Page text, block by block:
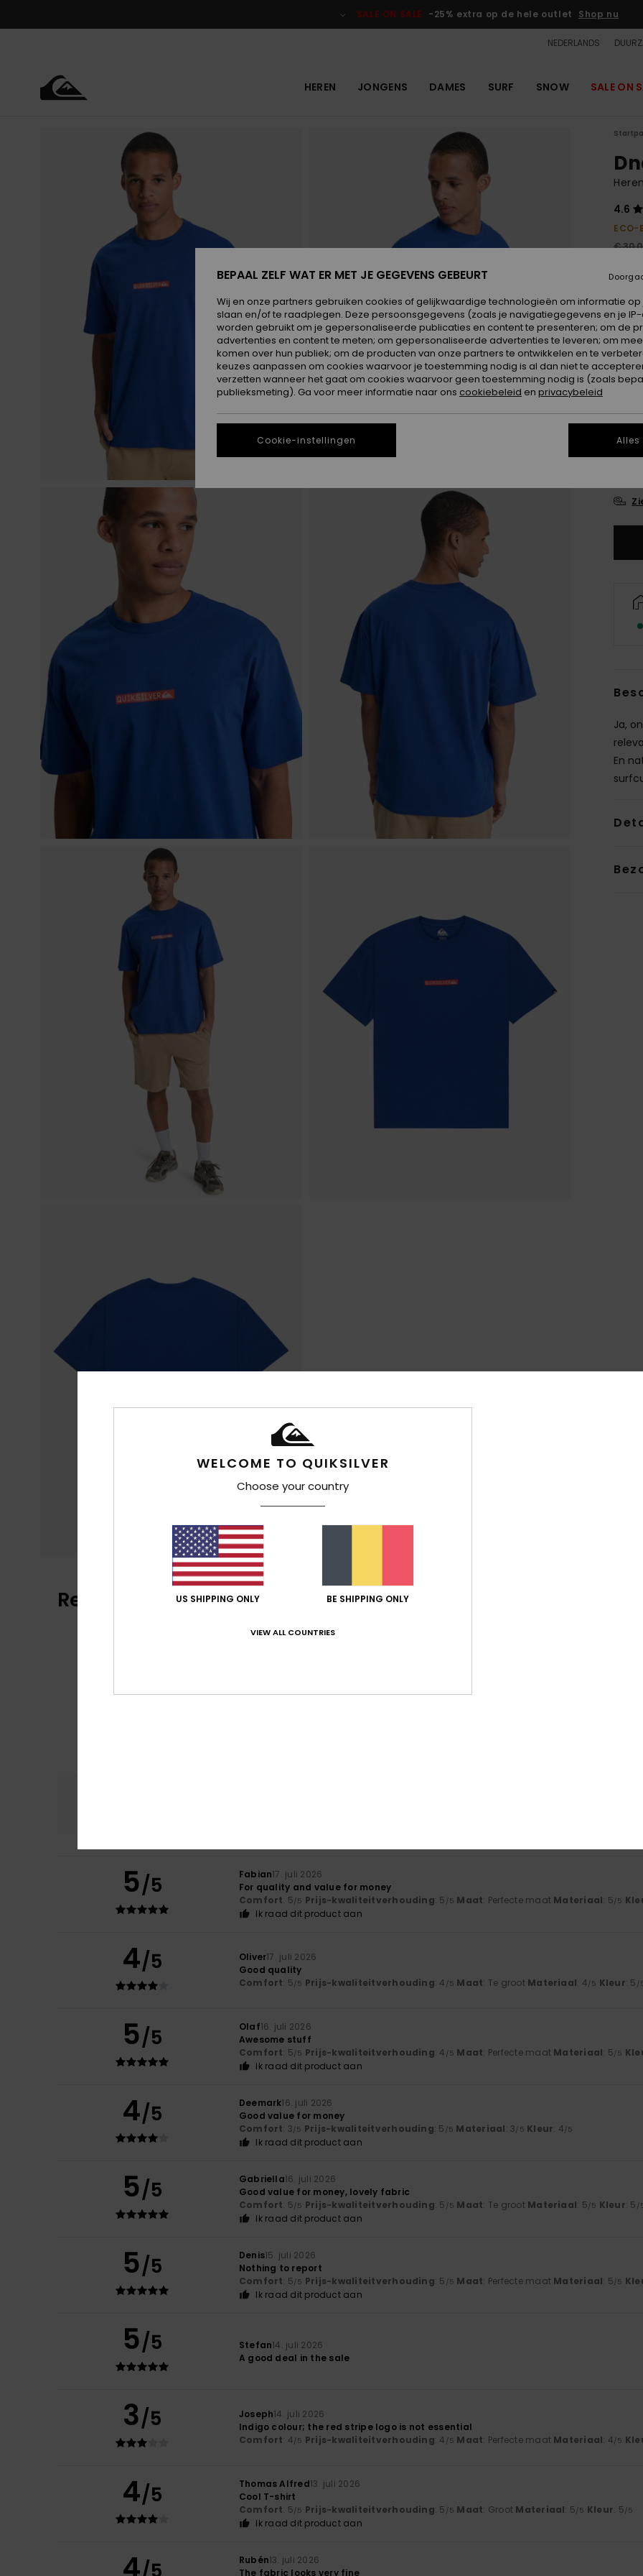
SALE ON SALE -25% extra op de hele outlet Shop nu
NEDERLANDS
HEREN JONGENS DAMES SURF SNOW SALE ON
4.6
ECO-
€
SALE
Kleur
Ja,
En
Reviews van klanten
4.6
5/5 Fabian17. juli 2026
For quality and value for money
Comfort: 5/5 Prijs-kwaliteitverhouding: 5 /5 Maat: Perfecte maat Materiaal: 5/5
Ik raad dit product aan
4/5 Oliver17. juli 2026
Good quality
Comfort: 5/5 Prijs-kwaliteitverhouding: 4 /5 Maat: Te groot Materiaal: 4/5 Kleur: 5 /
5/5 Olaf16. juli 2026
Awesome stuff
Comfort: 5/5 Prijs-kwaliteitverhouding: 4 /5 Maat: Perfecte maat Materiaal: 5/5
Ik raad dit product aan
4/5 Deemark16. juli 2026
Good value for money
Comfort: 3/5 Prijs-kwaliteitverhouding: 5 /5 Materiaal: 3/5 Kleur: 4/5
Ik raad dit product aan
5/5 Gabriella16. juli 2026
Good value for money, lovely fabric
Comfort: 5/5 Prijs-kwaliteitverhouding: 5 /5 Maat: Te groot Materiaal: 5/5 Kleur: 5 /
Ik raad dit product aan
5/5 Denis15. juli 2026
Nothing to report
Comfort: 5/5 Prijs-kwaliteitverhouding: 5 /5 Maat: Perfecte maat Materiaal: 5/5
Ik raad dit product aan
5/5 Stefan14. juli 2026
A good deal in the sale
3/5 Joseph14. juli 2026
Indigo colour; the red stripe logo is not essential
Comfort: 4/5 Prijs-kwaliteitverhouding: 4 /5 Maat: Perfecte maat Materiaal: 4/5
4/5 Thomas Alfred13. juli 2026
Cool T-shirt
Comfort: 5/5 Prijs-kwaliteitverhouding: 5 /5 Maat: Groot Materiaal: 5/5 Kleur: 5/5
Ik raad dit product aan
4 Rubén13. juli 2026
The fabric looks very fine
WELCOME TO QUIKSILVER
Choose your country
US SHIPPING ONLY BE SHIPPING ONLY
VIEW ALL COUNTRIES
BEPAAL ZELF WAT ER MET JE GEGEVENS GEBEURT
Wij en onze partners gebruiken cookies of gelijkwaardige technologieën om informatie
slaan en/of te raadplegen. Deze persoonsgegevens (zoals je navigatiegegevens en je
worden gebruikt om je gepersonaliseerde publicaties en content te presenteren; om de
advertenties en content te meten; om gepersonaliseerde advertenties te leveren; om
komen over hun publiek; om de producten van onze partners te ontwikkelen en te
keuzes aanpassen om cookies waarvoor je toestemming nodig is al dan niet te
verzetten wanneer het gaat om cookies waarvoor geen toestemming nodig is (zoals
publieksmeting). Ga voor meer informatie naar ons cookiebeleid en privacybeleid
Cookie-instellingen Alles